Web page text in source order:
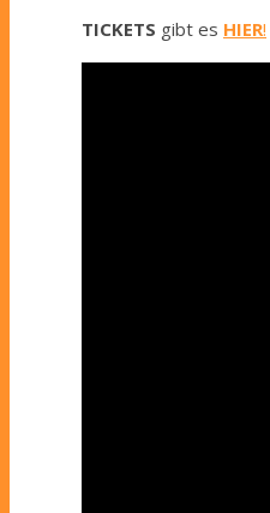
TICKETS gibt es HIER!